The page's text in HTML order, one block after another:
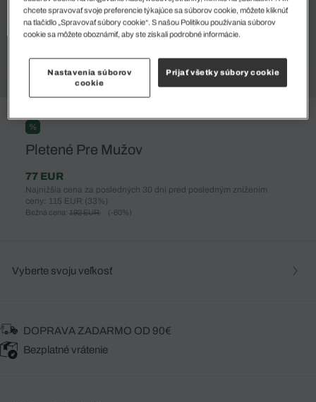
%
Pletené Pre Mužov
77 EUR
Najnižšia cena za posledných 30 dní pred posledným znížením
ceny: 115 EUR (33%)
Bežná cena: 192 EUR (-60%)
Vyberte svoju veľkosť
DOPRAVA ZADARMO OD 90€
Bezplatné vrátenie
chcete spravovať svoje preferencie týkajúce sa súborov cookie, môžete kliknúť
na tlačidlo „Spravovať súbory cookie“. S našou Politikou používania súborov
cookie sa môžete oboznámiť, aby ste získali podrobné informácie.
Nastavenia súborov
cookie
Prijať všetky súbory cookie